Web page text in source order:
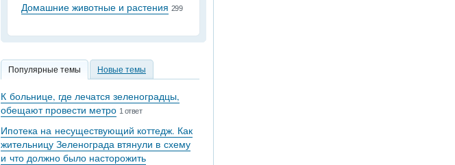
Домашние животные и растения 299
Популярные темы Новые темы
К больнице, где лечатся зеленоградцы,
обещают провести метро 1 ответ
Ипотека на несуществующий коттедж. Как
жительницу Зеленограда втянули в схему
и что должно было насторожить